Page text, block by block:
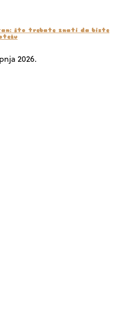
što trebate znati da biste
2026.